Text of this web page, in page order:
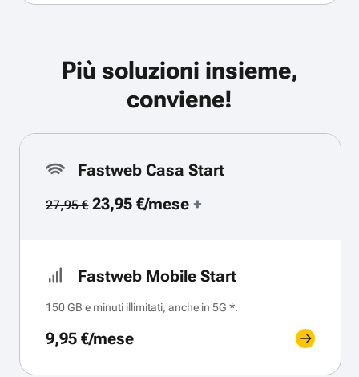
Più soluzioni insieme,
conviene!
Fastweb Casa Start
27,95 €23,95 €/mese+
Fastweb Mobile Start
150 GB e minuti illimitati, anche in 5G *.
9,95 €/mese